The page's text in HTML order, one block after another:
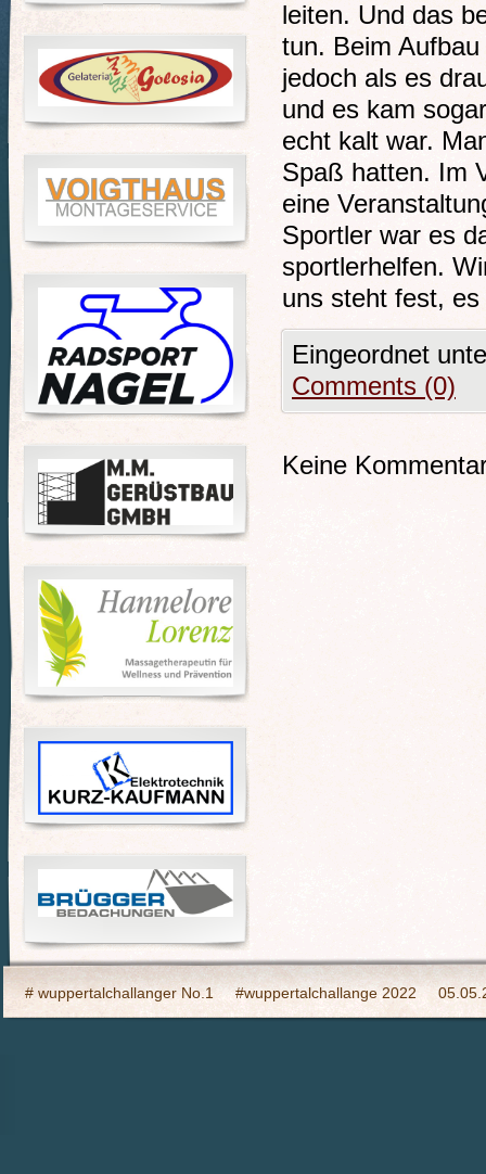
leiten. Und das
tun. Beim
jedoch als es
und es kam
echt kalt war.
Spaß hatten. Im
eine
Sportler war es
sportlerhelfen.
uns steht fest,
Eingeordnet
Comments (0)
Keine
# wuppertalchallanger No.1 #wuppertalchallange 2022